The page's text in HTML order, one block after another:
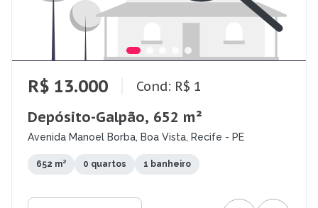
R$ 13.000 Cond: R$ 1
Depósito-Galpão, 652 m²
Avenida Manoel Borba, Boa Vista, Recife - PE
652 m² 0 quartos 1 banheiro